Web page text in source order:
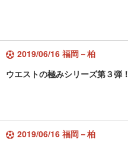
2019/06/16 福岡－柏
ウエストの極みシリーズ第３弾！
2019/06/16 福岡－柏